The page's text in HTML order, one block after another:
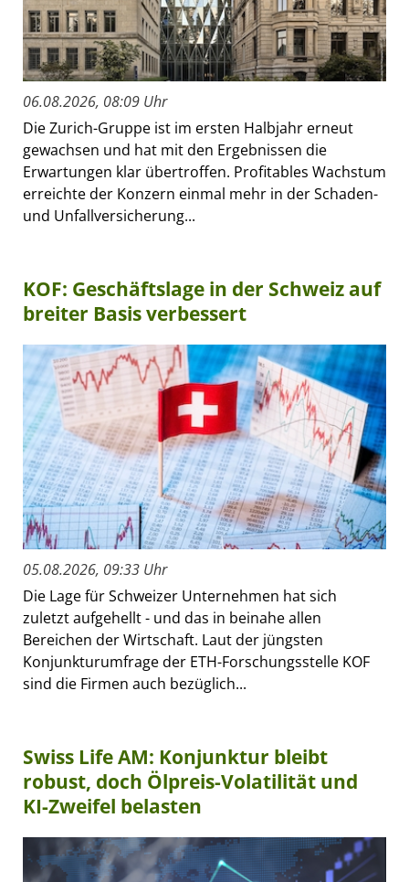
06.08.2026, 08:09 Uhr
Die Zurich-Gruppe ist im ersten Halbjahr erneut
gewachsen und hat mit den Ergebnissen die
Erwartungen klar übertroffen. Profitables Wachstum
erreichte der Konzern einmal mehr in der Schaden-
und Unfallversicherung...
KOF: Geschäftslage in der Schweiz auf
breiter Basis verbessert
05.08.2026, 09:33 Uhr
Die Lage für Schweizer Unternehmen hat sich
zuletzt aufgehellt - und das in beinahe allen
Bereichen der Wirtschaft. Laut der jüngsten
Konjunkturumfrage der ETH-Forschungsstelle KOF
sind die Firmen auch bezüglich...
Swiss Life AM: Konjunktur bleibt
robust, doch Ölpreis-Volatilität und
KI-Zweifel belasten